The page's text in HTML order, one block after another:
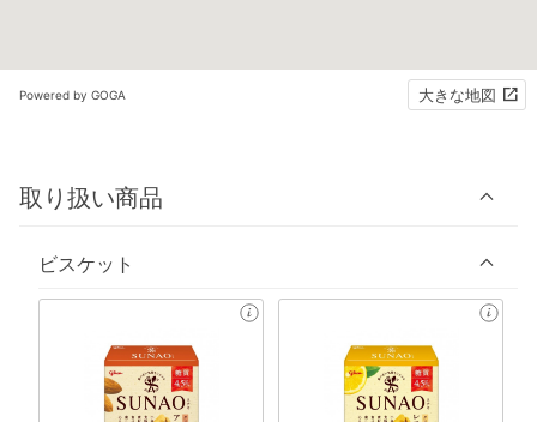
Powered by GOGA 大きな地図
取り扱い商品
ビスケット